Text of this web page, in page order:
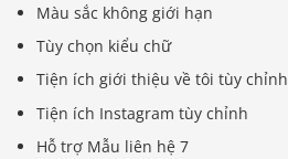
Màu sắc không giới hạn
Tùy chọn kiểu chữ
Tiện ích giới thiệu về tôi tùy chỉnh
Tiện ích Instagram tùy chỉnh
Hỗ trợ Mẫu liên hệ 7